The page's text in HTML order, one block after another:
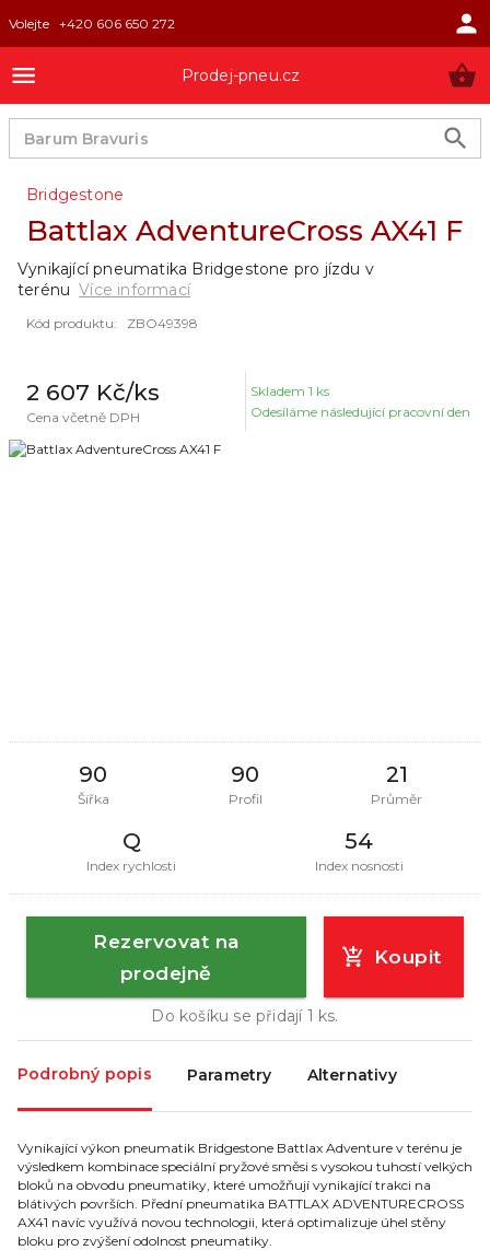
Volejte +420 606 650 272
Prodej-pneu.cz
Bridgestone
Battlax AdventureCross AX41 F
Kód produktu: ZBO49398
2 607 Kč/ks
Cena včetně DPH
Skladem 1 ks
Odesíláme následující pracovní den
90
Šířka
90
Profil
21
Průměr
Q
Index rychlosti
54
Index nosnosti
Vynikající pneumatika Bridgestone pro jízdu v
terénu Více informací
Rezervovat na
prodejně
Koupit
Do košíku se přidají 1 ks.
Podrobný popis Parametry Alternativy
Vynikající výkon pneumatik Bridgestone Battlax Adventure v terénu je
výsledkem kombinace speciální pryžové směsi s vysokou tuhostí velkých
bloků na obvodu pneumatiky, které umožňují vynikající trakci na
blátivých površích. Přední pneumatika BATTLAX ADVENTURECROSS
AX41 navíc využívá novou technologii, která optimalizuje úhel stěny
bloku pro zvýšení odolnost pneumatiky.